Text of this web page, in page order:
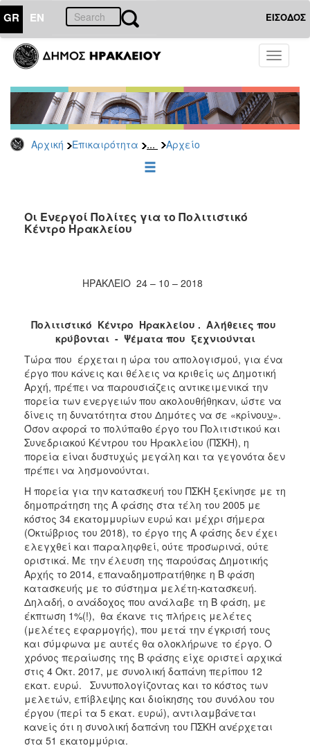
GR EN ΕΙΣΟΔΟΣ
Toggle
Αρχική Επικαιρότητα ... Αρχείο
ΕΠΙΚΑΙΡΟΤΗΤΑ
Παρατάξεις
Αρχείο
ΕΠΙΣΚΕΠΤΗΣ
Οι Ενεργοί Πολίτες για το Πολιτιστικό
Κέντρο Ηρακλείου
ΗΡΑΚΛΕΙΟ 24 – 10 – 2018
Πολιτιστικό Κέντρο Ηρακλείου . Αλήθειες που
κρύβονται - Ψέματα που ξεχνιούνται
Τώρα που έρχεται η ώρα του απολογισμού, για ένα
έργο που κάνεις και θέλεις να κριθείς ως Δημοτική
Αρχή, πρέπει να παρουσιάζεις αντικειμενικά την
πορεία των ενεργειών που ακολουθήθηκαν, ώστε να
δίνεις τη δυνατότητα στου Δημότες να σε «κρίνουν».
Όσον αφορά το πολύπαθο έργο του Πολιτιστικού και
Συνεδριακού Κέντρου του Ηρακλείου (ΠΣΚΗ), η
πορεία είναι δυστυχώς μεγάλη και τα γεγονότα δεν
πρέπει να λησμονούνται.
Η πορεία για την κατασκευή του ΠΣΚΗ ξεκίνησε με τη
δημοπράτηση της Α φάσης στα τέλη του 2005 με
κόστος 34 εκατομμυρίων ευρώ και μέχρι σήμερα
(Οκτώβριος του 2018), το έργο της Α φάσης δεν έχει
ελεγχθεί και παραληφθεί, ούτε προσωρινά, ούτε
οριστικά. Με την έλευση της παρούσας Δημοτικής
Αρχής το 2014, επαναδημοπρατήθηκε η Β φάση
κατασκευής με το σύστημα μελέτη-κατασκευή.
Δηλαδή, ο ανάδοχος που ανάλαβε τη Β φάση, με
έκπτωση 1%(!), θα έκανε τις πλήρεις μελέτες
(μελέτες εφαρμογής), που μετά την έγκρισή τους
και σύμφωνα με αυτές θα ολοκλήρωνε το έργο. Ο
χρόνος περαίωσης της Β φάσης είχε οριστεί αρχικά
στις 4 Οκτ. 2017, με συνολική δαπάνη περίπου 12
εκατ. ευρώ. Συνυπολογίζοντας και το κόστος των
μελετών, επίβλεψης και διοίκησης του συνόλου του
έργου (περί τα 5 εκατ. ευρώ), αντιλαμβάνεται
κανείς ότι η συνολική δαπάνη του ΠΣΚΗ ανέρχεται
στα 51 εκατομμύρια.